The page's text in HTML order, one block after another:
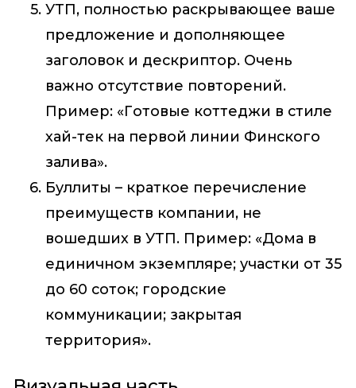
УТП, полностью раскрывающее ваше
предложение и дополняющее
заголовок и дескриптор. Очень
важно отсутствие повторений.
Пример: «Готовые коттеджи в стиле
хай-тек на первой линии Финского
залива».
Буллиты – краткое перечисление
преимуществ компании, не
вошедших в УТП. Пример: «Дома в
единичном экземпляре; участки от 35
до 60 соток; городские
коммуникации; закрытая
территория».